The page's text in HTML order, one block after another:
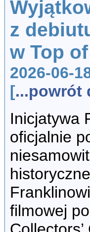
z
w Top
2026-06-
[...powrót
Inicjatywa
oficjalnie
filmowej